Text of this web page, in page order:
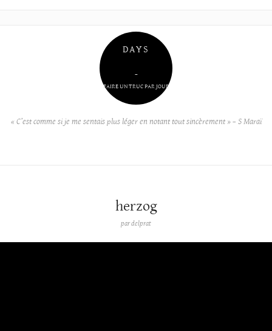
DAYS
–
FAIRE UN TRUC PAR JOUR
« C’est comme si je me sentais plus léger en notant tout sincèrement » – S Maraï
herzog
pardelprat